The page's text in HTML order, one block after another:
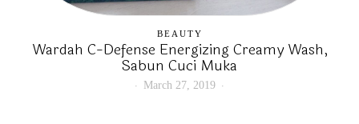
BEAUTY
Wardah C-Defense Energizing Creamy Wash,
Sabun Cuci Muka
March 27, 2019